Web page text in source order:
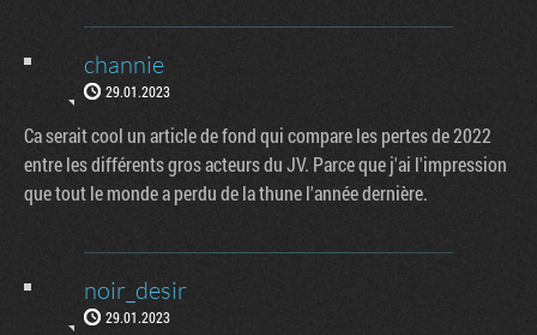
channie
29.01.2023
Ca serait cool un article de fond qui compare les pertes de 2022
entre les différents gros acteurs du JV. Parce que j'ai l'impression
que tout le monde a perdu de la thune l'année dernière.
noir_desir
29.01.2023